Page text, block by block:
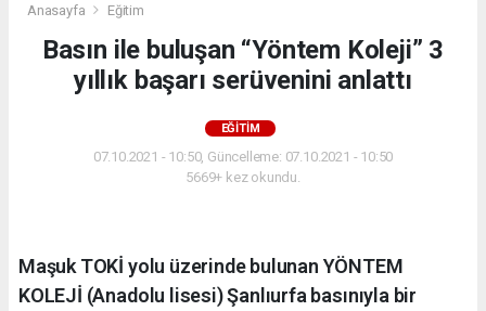
Anasayfa Eğitim
Basın ile buluşan “Yöntem Koleji” 3
yıllık başarı serüvenini anlattı
EĞITIM
07.10.2021 - 10:50, Güncelleme: 07.10.2021 - 10:50
5669+ kez okundu.
Maşuk TOKİ yolu üzerinde bulunan YÖNTEM
KOLEJİ (Anadolu lisesi) Şanlıurfa basınıyla bir